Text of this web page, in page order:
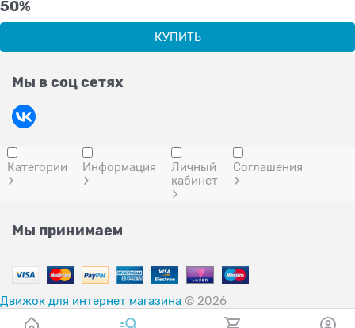
50%
КУПИТЬ
Мы в соц сетях
Категории Информация
Личный
кабинет
Соглашения
Мы принимаем
Движок для интернет магазина © 2026